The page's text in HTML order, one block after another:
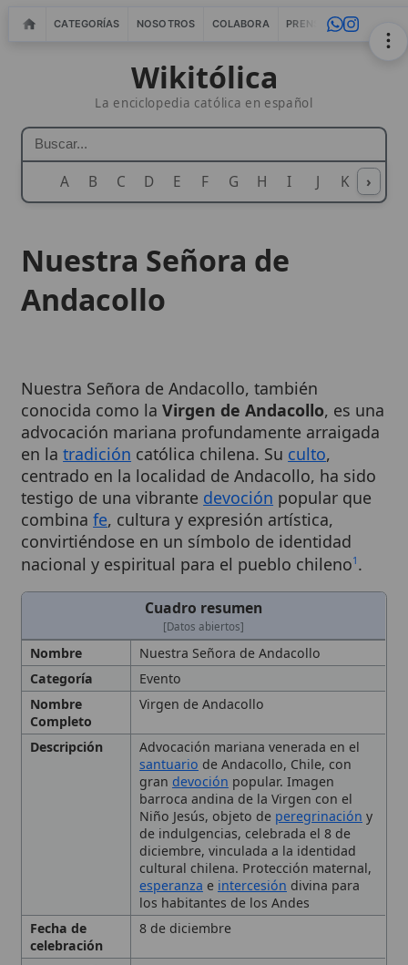
CATEGORÍAS NOSOTROS COLABORA PRENSA WEBMASTERS
Wikitólica
La enciclopedia católica en español
A B C D E F G H I J K L M
›
Andacollo
advocación mariana profundamente arraigada
en latradicióncatólica chilena. Suculto,
centrado en la localidad de Andacollo, ha sido
testigo de una vibrantedevociónpopular que
combinafe, cultura y expresión artística,
convirtiéndose en un símbolo de identidad
nacional y espiritual para el pueblo chileno .
Cuadro resumen
[Datos abiertos]
Nombre
Nuestra Señora de Andacollo
Evento
Nombre
Completo
Virgen de Andacollo
Descripción Advocación mariana venerada en el
santuariode Andacollo, Chile, con
gran devociónpopular. Imagen
Niño Jesús, objeto deperegrinación y
de indulgencias, celebrada el 8 de
diciembre, vinculada a la identidad
cultural chilena. Protección maternal,
esperanzaeintercesióndivina para
los habitantes de los Andes
8 de diciembre
Maríacon vestiduras tradicionales
andinas, sosteniendo al Niño Jesús,
decorada con oro y plata.
Indulgencias Indulgencias parciales a los